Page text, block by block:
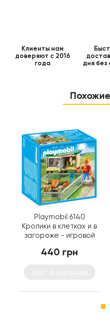
Клиенты нам
доверяют с 2016
года
дня без
Playmobil 6140
Кролики в клетках и в
загороже - игровой
440 грн